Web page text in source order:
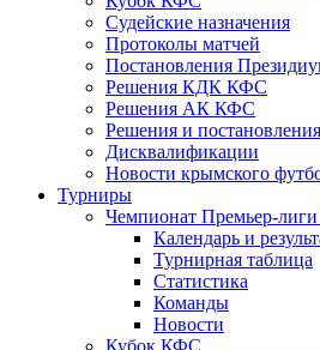
Судейские назначения
Протоколы матчей
Постановления
Решения КДК КФС
Решения АК КФС
Решения и
Дисквалификации
Новости крымского
Турниры
Чемпионат Премьер-
Календарь и
Турнирная таблица
Статистика
Команды
Новости
Кубок КФС